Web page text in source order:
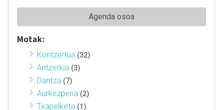
Agenda osoa
Motak:
Kontzertua (32)
Antzerkia (3)
Dantza (7)
Aurkezpena (2)
Txapelketa (1)